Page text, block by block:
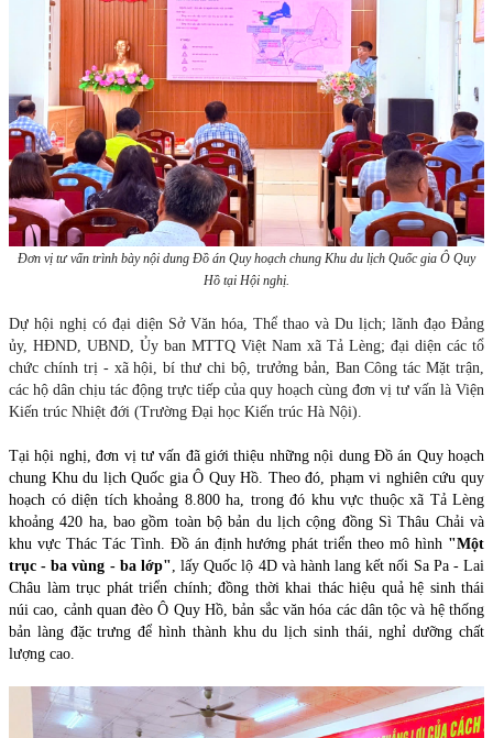
Đơn vị tư vấn trình bày nội dung Đồ án Quy hoạch chung Khu du lịch Quốc gia Ô Quy
Hồ tại Hội nghị.
Dự hội nghị có đại diện Sở Văn hóa, Thể thao và Du lịch; lãnh đạo Đảng
ủy, HĐND, UBND, Ủy ban MTTQ Việt Nam xã Tả Lèng; đại diện các tổ
chức chính trị - xã hội, bí thư chi bộ, trưởng bản, Ban Công tác Mặt trận,
các hộ dân chịu tác động trực tiếp của quy hoạch cùng đơn vị tư vấn là Viện
Kiến trúc Nhiệt đới (Trường Đại học Kiến trúc Hà Nội).
Tại hội nghị, đơn vị tư vấn đã giới thiệu những nội dung Đồ án Quy hoạch
chung Khu du lịch Quốc gia Ô Quy Hồ. Theo đó, phạm vi nghiên cứu quy
hoạch có diện tích khoảng 8.800 ha, trong đó khu vực thuộc xã Tả Lèng
khoảng 420 ha, bao gồm toàn bộ bản du lịch cộng đồng Sì Thâu Chải và
khu vực Thác Tác Tình. Đồ án định hướng phát triển theo mô hình "Một
trục - ba vùng - ba lớp", lấy Quốc lộ 4D và hành lang kết nối Sa Pa - Lai
Châu làm trục phát triển chính; đồng thời khai thác hiệu quả hệ sinh thái
núi cao, cảnh quan đèo Ô Quy Hồ, bản sắc văn hóa các dân tộc và hệ thống
bản làng đặc trưng để hình thành khu du lịch sinh thái, nghỉ dưỡng chất
lượng cao.